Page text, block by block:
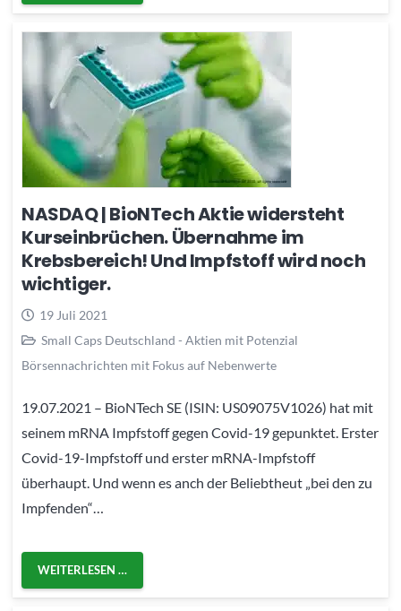
NASDAQ | BioNTech Aktie widersteht
Kurseinbrüchen. Übernahme im
Krebsbereich! Und Impfstoff wird noch
wichtiger.
19 Juli 2021
Small Caps Deutschland - Aktien mit Potenzial
Börsennachrichten mit Fokus auf Nebenwerte
19.07.2021 – BioNTech SE (ISIN: US09075V1026) hat mit
seinem mRNA Impfstoff gegen Covid-19 gepunktet. Erster
Covid-19-Impfstoff und erster mRNA-Impfstoff
überhaupt. Und wenn es anch der Beliebtheut „bei den zu
Impfenden“…
WEITERLESEN …